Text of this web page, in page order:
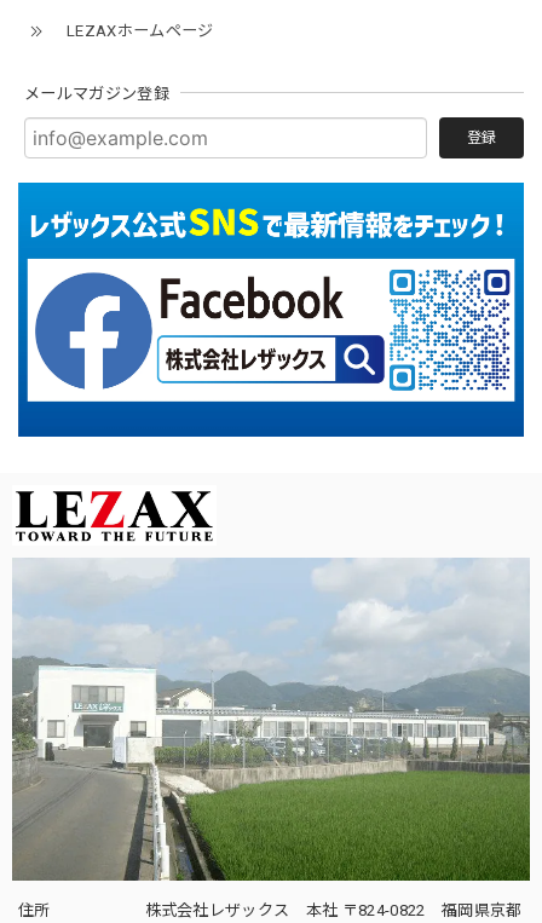
LEZAXホームページ
メールマガジン登録
登録
住所
株式会社レザックス 本社 〒824-0822 福岡県京都